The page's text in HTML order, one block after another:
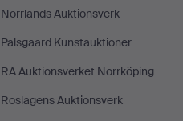
Norrlands Auktionsverk
Palsgaard Kunstauktioner
RA Auktionsverket Norrköping
Roslagens Auktionsverk